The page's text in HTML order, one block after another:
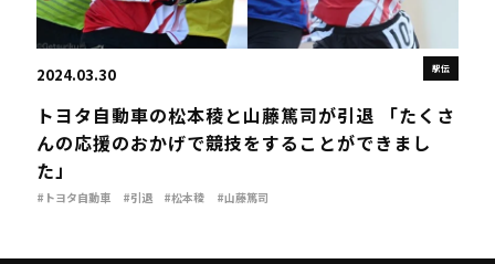
駅伝
2024.03.30
トヨタ自動車の松本稜と山藤篤司が引退 「たくさ
んの応援のおかげで競技をすることができまし
た」
#トヨタ自動車 #引退 #松本稜 #山藤篤司